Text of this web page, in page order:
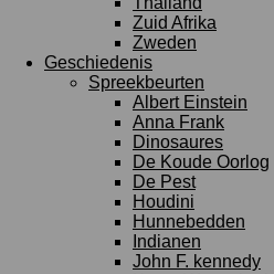
Zuid Afrika
Zweden
Geschiedenis
Spreekbeurten
Albert Einstein
Anna Frank
Dinosaures
De Koude Oorlog
De Pest
Houdini
Hunnebedden
Indianen
John F. kennedy